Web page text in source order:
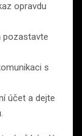
opravdu
s
účet a dejte